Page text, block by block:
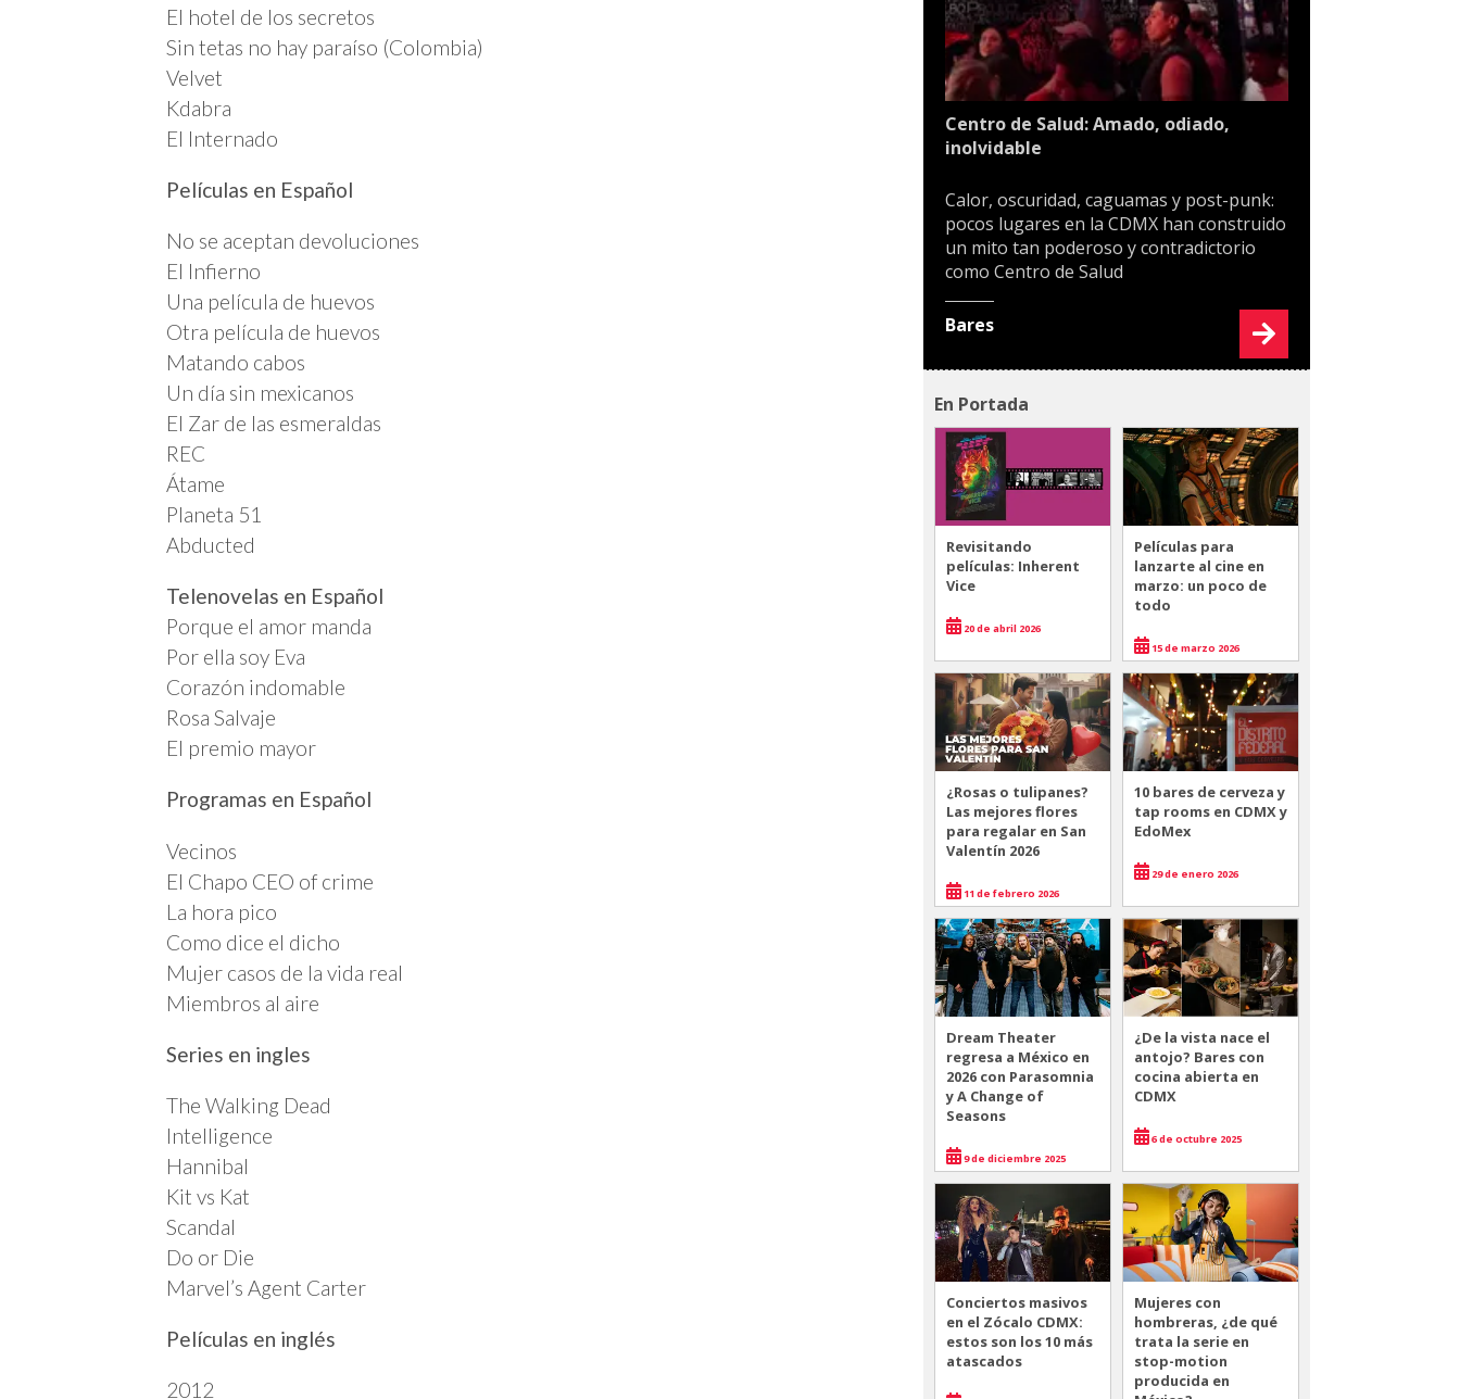
El hotel de los secretos
Sin tetas no hay paraíso (Colombia)
Velvet
Kdabra
El Internado
Películas en Español
No se aceptan devoluciones
El Infierno
Una película de huevos
Otra película de huevos
Matando cabos
Un día sin mexicanos
El Zar de las esmeraldas
REC
Átame
Planeta 51
Abducted
Telenovelas en Español
Porque el amor manda
Por ella soy Eva
Corazón indomable
Rosa Salvaje
El premio mayor
Programas en Español
Vecinos
El Chapo CEO of crime
La hora pico
Como dice el dicho
Mujer casos de la vida real
Miembros al aire
Series en ingles
The Walking Dead
Intelligence
Hannibal
Kit vs Kat
Scandal
Do or Die
Marvel’s Agent Carter
Películas en inglés
2012
Centro de Salud: Amado, odiado,
inolvidable
Calor, oscuridad, caguamas y post-punk:
pocos lugares en la CDMX han construido
un mito tan poderoso y contradictorio
como Centro de Salud
Bares
En Portada
Revisitando
películas: Inherent
Vice
20 de abril 2026
Películas para
lanzarte al cine en
marzo: un poco de
todo
15 de marzo 2026
¿Rosas o tulipanes?
Las mejores flores
para regalar en San
Valentín 2026
11 de febrero 2026
10 bares de cerveza y
tap rooms en CDMX y
EdoMex
29 de enero 2026
Dream Theater
regresa a México en
2026 con Parasomnia
y A Change of
Seasons
9 de diciembre 2025
¿De la vista nace el
antojo? Bares con
cocina abierta en
CDMX
6 de octubre 2025
Conciertos masivos
en el Zócalo CDMX:
estos son los 10 más
atascados
Mujeres con
hombreras, ¿de qué
trata la serie en
stop-motion
producida en